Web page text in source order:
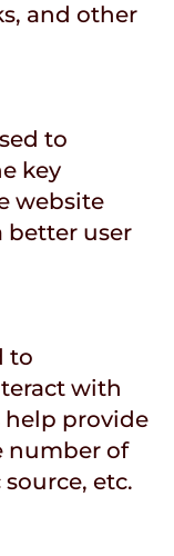
and other
to
key
website
better user
to
with
help provide
number of
etc.